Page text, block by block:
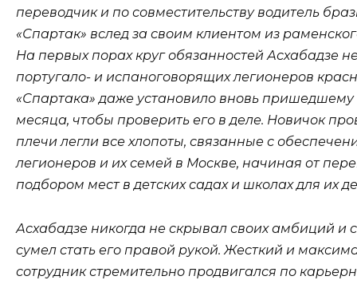
переводчик и по совместительству водитель
«Спартак» вслед за своим клиентом из
На первых порах круг обязанностей Асхабадзе
португало- и испаноговорящих легионеров
«Спартака» даже установило вновь пришедшему
месяца, чтобы проверить его в деле. Новичок
плечи легли все хлопоты, связанные с
легионеров и их семей в Москве, начиная от
подбором мест в детских садах и школах для их
Асхабадзе никогда не скрывал своих амбиций
сумел стать его правой рукой. Жесткий и
сотрудник стремительно продвигался по